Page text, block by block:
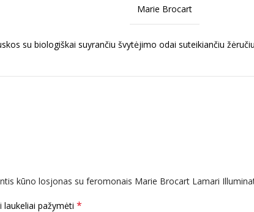
Marie Brocart
su biologiškai suyrančiu švytėjimo odai suteikiančiu
kūno losjonas su feromonais Marie Brocart Lamari
laukeliai pažymėti *